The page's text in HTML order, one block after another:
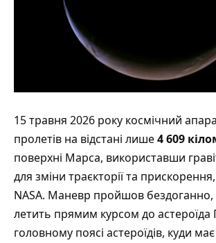
15 травня 2026 року космічний
пролетів на відстані лише4 609
поверхні Марса, використавши
для зміни траєкторії та прискорення,
NASA. Маневр пройшов бездоганно,
летить прямим курсом до астероїда
головному поясі астероїдів, куди